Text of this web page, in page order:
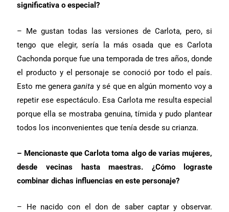
significativa o especial?
– Me gustan todas las versiones de Carlota, pero, si
tengo que elegir, sería la más osada que es Carlota
Cachonda porque fue una temporada de tres años, donde
el producto y el personaje se conoció por todo el país.
Esto me generaganita y sé que en algún momento voy a
repetir ese espectáculo. Esa Carlota me resulta especial
porque ella se mostraba genuina, tímida y pudo plantear
todos los inconvenientes que tenía desde su crianza.
– Mencionaste que Carlota toma algo de varias mujeres,
desde vecinas hasta maestras. ¿Cómo lograste
combinar dichas influencias en este personaje?
– He nacido con el don de saber captar y observar.